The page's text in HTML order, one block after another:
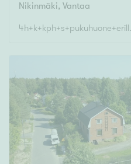
Nikinmäki, Vantaa